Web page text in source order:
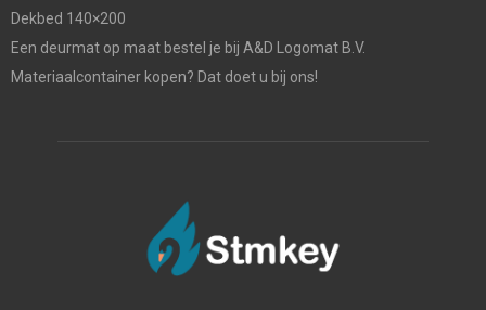
Dekbed 140×200
Een deurmat op maat bestel je bij A&D Logomat B.V.
Materiaalcontainer kopen? Dat doet u bij ons!